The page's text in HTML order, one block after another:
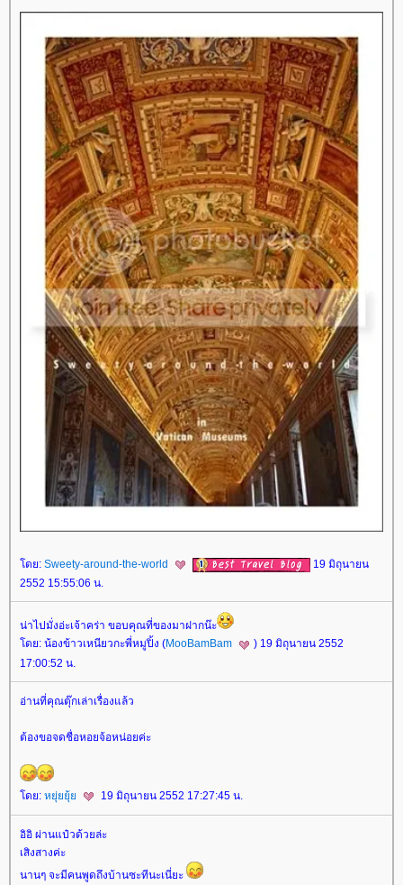
ดย: Sweety-around-the-world
19 มิถุนายน
2552 15:55:06 น.
น่าไปมั่งอ่ะเจ้าคร่า ขอบคุณที่ของมาฝากน๊ะ
ดย: น้องข้าวเหนียวกะพี่หมูปิ้ง (MooBamBam
) 19 มิถุนายน 2552
17:00:52 น.
อ่านที่คุณตุ๊กเล่าเรื่องแล้ว
ต้องขอจดชื่อหอยจ้อหน่อยค่ะ
ดย: หยุ่ยยุ้ 19 มิถุนายน 2552 17:27:45 น.
อิอิ ผ่านแป๋วด้วยล่ะ
เสิงสางค่ะ
นานๆ จะมีคนพูดถึงบ้านซะทีนะเนี่ยะ